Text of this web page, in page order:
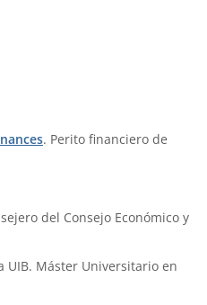
. Perito financiero de
del Consejo Económico y
UIB. Máster Universitario en